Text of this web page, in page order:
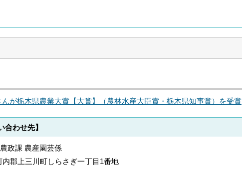
が栃木県農業大賞【大賞】（農林水産大臣賞・栃木県知事賞）を受賞
合わせ先】
政課 農産園芸係
内郡上三川町しらさぎ一丁目1番地